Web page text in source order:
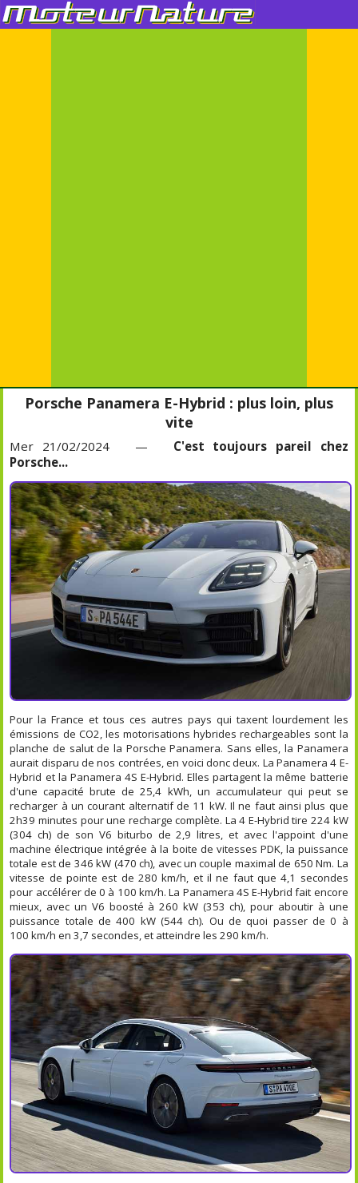
Porsche Panamera E-Hybrid : plus loin, plus
vite
Mer 21/02/2024 — C'est toujours pareil chez
Porsche...
Pour la France et tous ces autres pays qui taxent lourdement les
émissions de CO2, les motorisations hybrides rechargeables sont la
planche de salut de la Porsche Panamera. Sans elles, la Panamera
aurait disparu de nos contrées, en voici donc deux. La Panamera 4 E-
Hybrid et la Panamera 4S E-Hybrid. Elles partagent la même batterie
d'une capacité brute de 25,4 kWh, un accumulateur qui peut se
recharger à un courant alternatif de 11 kW. Il ne faut ainsi plus que
2h39 minutes pour une recharge complète. La 4 E-Hybrid tire 224 kW
(304 ch) de son V6 biturbo de 2,9 litres, et avec l'appoint d'une
machine électrique intégrée à la boite de vitesses PDK, la puissance
totale est de 346 kW (470 ch), avec un couple maximal de 650 Nm. La
vitesse de pointe est de 280 km/h, et il ne faut que 4,1 secondes
pour accélérer de 0 à 100 km/h. La Panamera 4S E-Hybrid fait encore
mieux, avec un V6 boosté à 260 kW (353 ch), pour aboutir à une
puissance totale de 400 kW (544 ch). Ou de quoi passer de 0 à
100 km/h en 3,7 secondes, et atteindre les 290 km/h.